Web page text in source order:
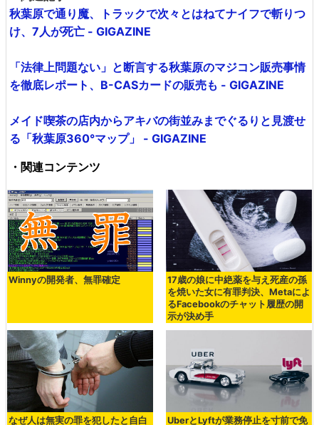
秋葉原で通り魔、トラックで次々とはねてナイフで斬りつ
け、7人が死亡 - GIGAZINE
「法律上問題ない」と断言する秋葉原のマジコン販売事情
を徹底レポート、B-CASカードの販売も - GIGAZINE
メイド喫茶の店内からアキバの街並みまでぐるりと見渡せ
る「秋葉原360°マップ」 - GIGAZINE
・関連コンテンツ
Winnyの開発者、無罪確定
17歳の娘に中絶薬を与え死産の孫
を焼いた女に有罪判決、Metaによ
るFacebookのチャット履歴の開
示が決め手
なぜ人は無実の罪を犯したと自白
UberとLyftが業務停止を寸前で免